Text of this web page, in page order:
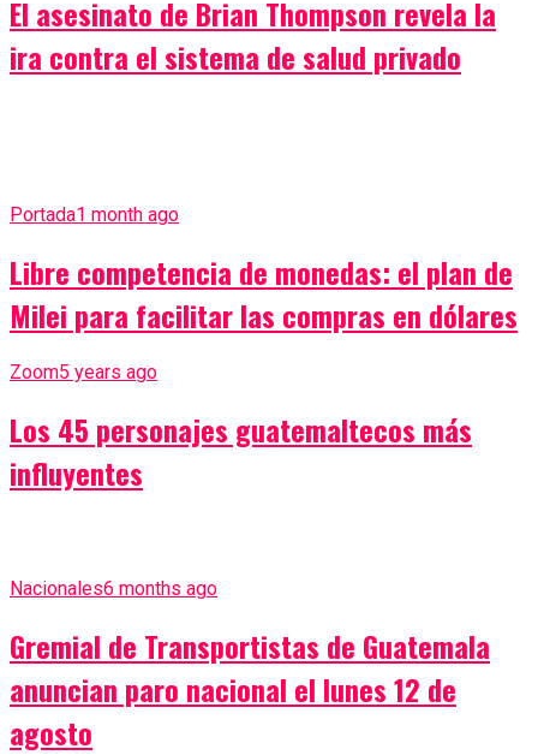
El asesinato de Brian Thompson revela la
ira contra el sistema de salud privado
Portada1 month ago
Libre competencia de monedas: el plan de
Milei para facilitar las compras en dólares
Zoom5 years ago
Los 45 personajes guatemaltecos más
influyentes
Nacionales6 months ago
Gremial de Transportistas de Guatemala
anuncian paro nacional el lunes 12 de
agosto